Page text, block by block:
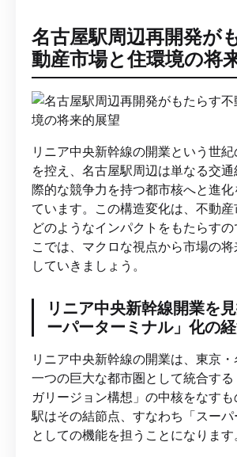
名古屋駅周辺再開発が
動産市場と住環境の将
リニア中央新幹線の開業という世紀
を控え、名古屋駅周辺は単なる交
際的な競争力を持つ都市核へと進
ています。この構造変化は、不動
どのようなインパクトをもたらすの
こでは、マクロな視点から市場の
していきましょう。
リニア中央新幹線開業を
ーパーターミナル」化の
リニア中央新幹線の開業は、東京
一つの巨大な都市圏として統合する
ガリージョン構想」の中核をなす
駅はその結節点、すなわち「スーパ
としての機能を担うことになります